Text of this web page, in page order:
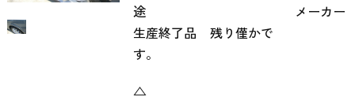
途
メーカー
生産終了品
残り僅かで
す。
△